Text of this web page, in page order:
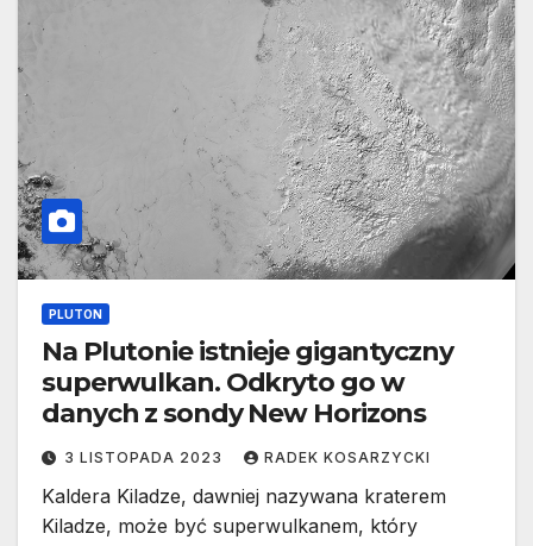
PLUTON
Na Plutonie istnieje gigantyczny
superwulkan. Odkryto go w
danych z sondy New Horizons
3 LISTOPADA 2023 RADEK KOSARZYCKI
Kaldera Kiladze, dawniej nazywana kraterem
Kiladze, może być superwulkanem, który